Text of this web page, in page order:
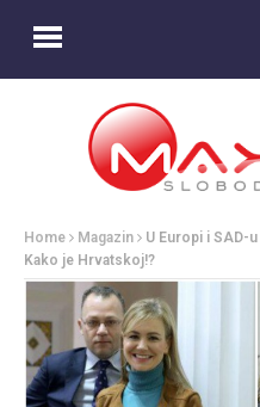
Home Magazin
U Europi i SAD-
Kako je Hrvatskoj!?